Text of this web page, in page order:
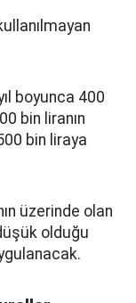
boyunca 400
bin liranın
bin liraya
üzerinde olan
olduğu